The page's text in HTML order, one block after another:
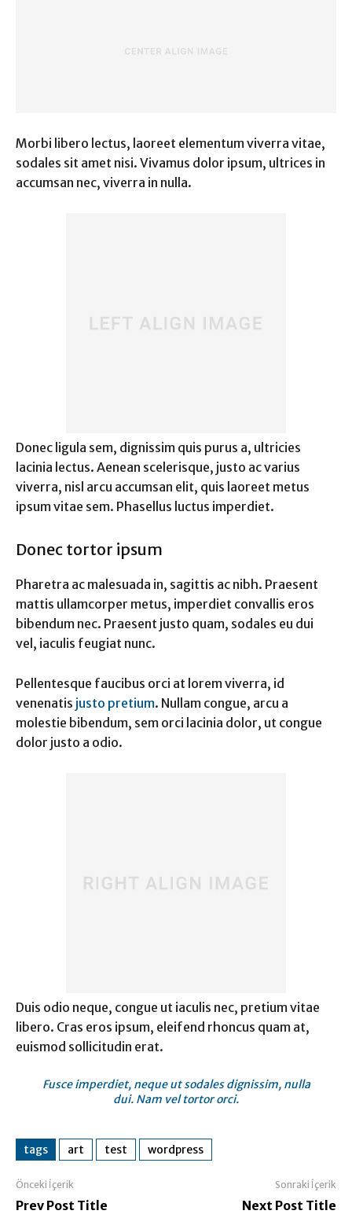
Morbi libero lectus, laoreet elementum viverra vitae,
sodales sit amet nisi. Vivamus dolor ipsum, ultrices in
accumsan nec, viverra in nulla.
Donec ligula sem, dignissim quis purus a, ultricies
lacinia lectus. Aenean scelerisque, justo ac varius
viverra, nisl arcu accumsan elit, quis laoreet metus
ipsum vitae sem. Phasellus luctus imperdiet.
Donec tortor ipsum
Pharetra ac malesuada in, sagittis ac nibh. Praesent
mattis ullamcorper metus, imperdiet convallis eros
bibendum nec. Praesent justo quam, sodales eu dui
vel, iaculis feugiat nunc.
Pellentesque faucibus orci at lorem viverra, id
venenatis justo pretium. Nullam congue, arcu a
molestie bibendum, sem orci lacinia dolor, ut congue
dolor justo a odio.
Duis odio neque, congue ut iaculis nec, pretium vitae
libero. Cras eros ipsum, eleifend rhoncus quam at,
euismod sollicitudin erat.
Fusce imperdiet, neque ut sodales dignissim, nulla
dui. Nam vel tortor orci.
tags art test wordpress
Önceki İçerik
Prev Post Title
Sonraki İçerik
Next Post Title